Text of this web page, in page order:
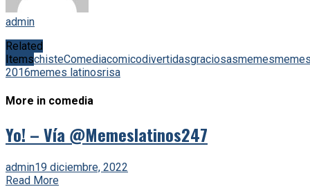
admin
Related
ItemschisteComediacomicodivertidasgraciosasmemes
2016memes latinosrisa
More in comedia
Yo! – Vía @Memeslatinos247
admin19 diciembre, 2022
Read More